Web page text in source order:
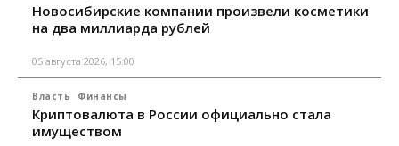
Новосибирские компании произвели косметики
на два миллиарда рублей
05 августа 2026, 15:00
Власть Финансы
Криптовалюта в России официально стала
имуществом